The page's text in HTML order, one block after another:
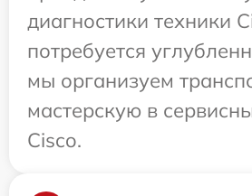
диагностики техники
потребуется
мы организуем
мастерскую в
Cisco.